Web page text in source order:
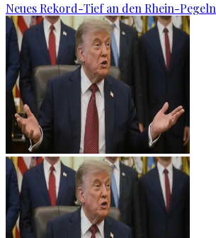
Neues Rekord-Tief an den Rhein-Pegeln